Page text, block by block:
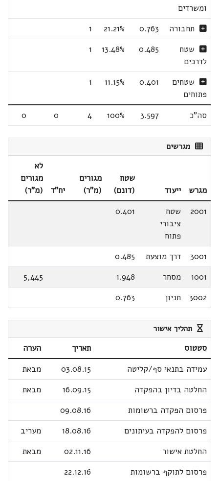
ומשרדים
תחבורה 0.763
21.21%
1
שטח
לדרכים
0.485
13.48%
1
שטחים
פתוחים
0.401
11.15%
1
סה"כ 3.597
100%
4
0
0
מגרשים
מגרש ייעוד
שטח
(דונם)
מגורים
(מ"ר)
יח"ד
לא
מגורים
(מ"ר)
2001
שטח
ציבורי
פתוח
0.401
3001 דרך מוצעת
0.485
1001
מסחר 1.948
5,445
3002
חניון 0.763
תהליך אישור
סטטוס תאריך
הערה
עמידה בתנאי סף/קליטה
03.08.15
מבאת
החלטה בדיון בהפקדה
16.09.15
מבאת
פרסום הפקדה ברשומות
09.08.16
פרסום להפקדה בעיתונים
18.08.16
מעריב
החלטת אישור
02.11.16
מבאת
פרסום לתוקף ברשומות
22.12.16